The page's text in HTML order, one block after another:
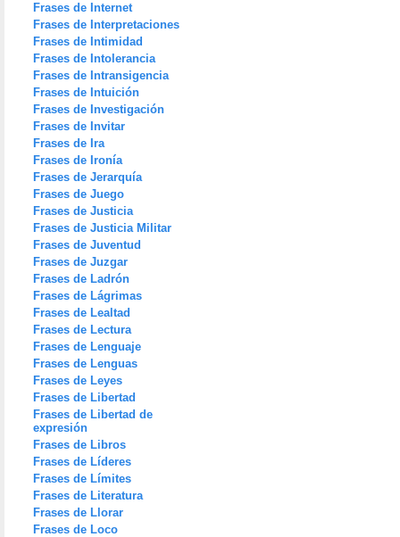
Frases de Internet
Frases de Interpretaciones
Frases de Intimidad
Frases de Intolerancia
Frases de Intransigencia
Frases de Intuición
Frases de Investigación
Frases de Invitar
Frases de Ira
Frases de Ironía
Frases de Jerarquía
Frases de Juego
Frases de Justicia
Frases de Justicia Militar
Frases de Juventud
Frases de Juzgar
Frases de Ladrón
Frases de Lágrimas
Frases de Lealtad
Frases de Lectura
Frases de Lenguaje
Frases de Lenguas
Frases de Leyes
Frases de Libertad
Frases de Libertad de
expresión
Frases de Libros
Frases de Líderes
Frases de Límites
Frases de Literatura
Frases de Llorar
Frases de Loco